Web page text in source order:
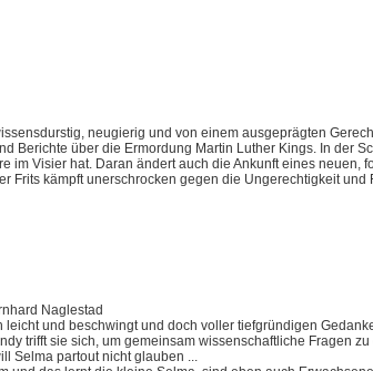
neugierig und von einem ausgeprägten
Berichte über die Ermordung Martin Luther Kings. In der
im Visier hat. Daran ändert auch die Ankunft eines neuen,
Frits kämpft unerschrocken gegen die Ungerechtigkeit und
Naglestad
und beschwingt und doch voller tiefgründigen
trifft sie sich, um gemeinsam wissenschaftliche Fragen
Selma partout nicht glauben ...